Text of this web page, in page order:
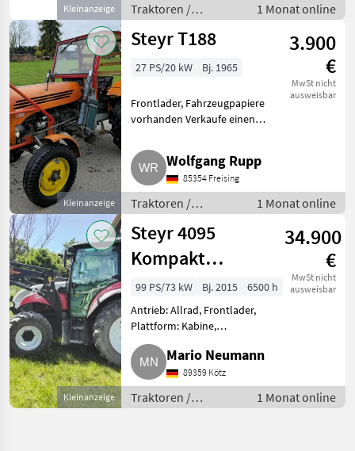
Kleinanzeige
Traktoren /
Standard Traktoren
1 Monat online
Kleinanzeige
Steyr T188
3.900
€
MwSt nicht
ausweisbar
27 PS/20 kW Bj. 1965
Frontlader, Fahrzeugpapiere
vorhanden Verkaufe einen
guter Zustand, wie an den
Bildern ersichtlich,
österreichischer Original-
Typenschei
Wolfgang Rupp
85354 Freising
Traktoren /
Standard Traktoren
1 Monat online
Kleinanzeige
Steyr 4095
Kompakt
Ecotech
34.900
€
MwSt nicht
ausweisbar
99 PS/73 kW Bj. 2015
6500 h
Antrieb: Allrad, Frontlader,
Plattform: Kabine,
Zapfwellendrehzahl: 540/540E,
Höchstgeschwindigkeit in km/h:
40 km/h, Aufladung:
Turbolader, Oberlenker hinten:
mechanisch,
Mario Neumann
89359 Kötz
Traktoren /
Standard Traktoren
1 Monat online